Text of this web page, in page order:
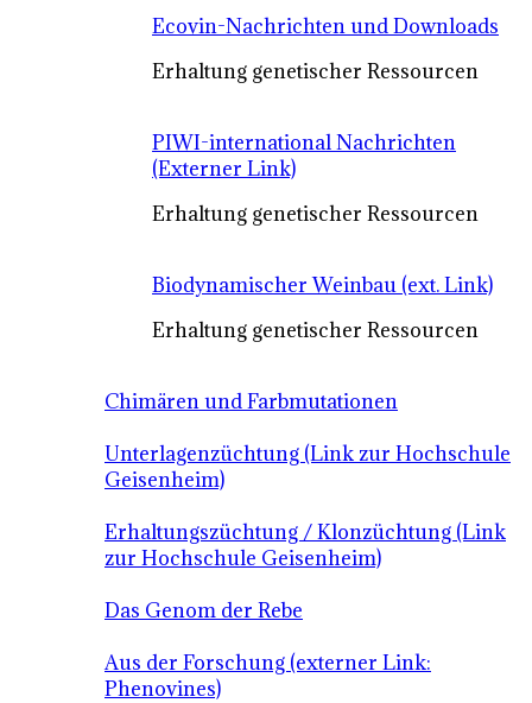
Ecovin-Nachrichten und Downloads
Erhaltung genetischer Ressourcen
PIWI-international Nachrichten
(Externer Link)
Erhaltung genetischer Ressourcen
Biodynamischer Weinbau (ext. Link)
Erhaltung genetischer Ressourcen
Chimären und Farbmutationen
Unterlagenzüchtung (Link zur Hochschule
Geisenheim)
Erhaltungszüchtung / Klonzüchtung (Link
zur Hochschule Geisenheim)
Das Genom der Rebe
Aus der Forschung (externer Link:
Phenovines)